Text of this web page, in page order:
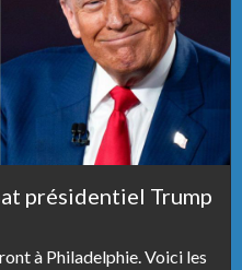
présidentiel Trump
à Philadelphie. Voici les